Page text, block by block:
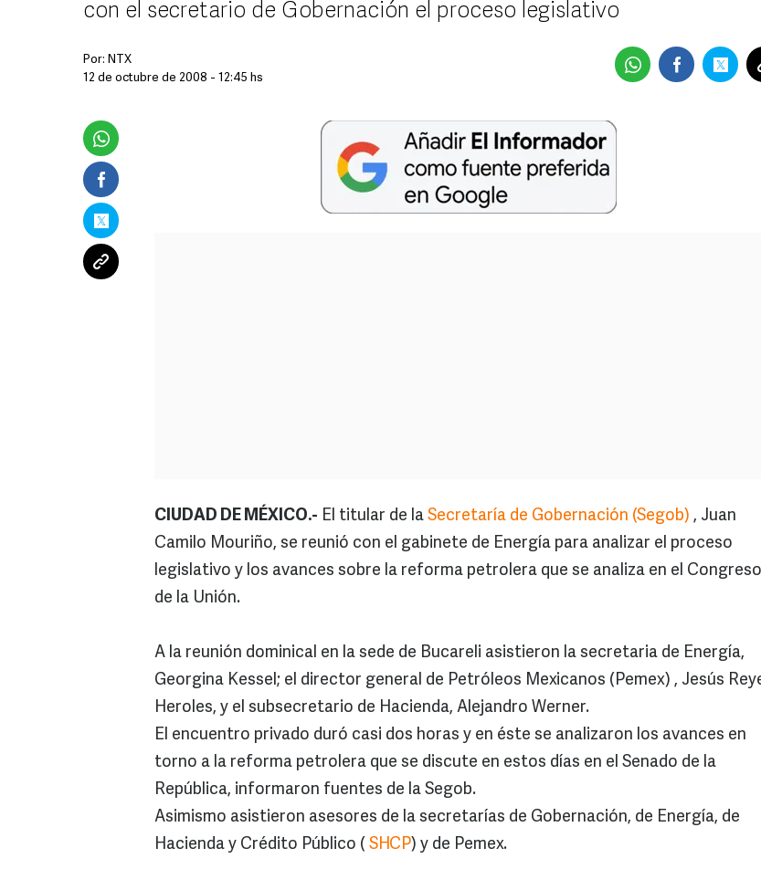
con el secretario de Gobernación el proceso legislativo
Por: NTX
12 de octubre de 2008 - 12:45 hs
CIUDAD DE MÉXICO.- El titular de la Secretaría de Gobernación (Segob) , Juan
Camilo Mouriño, se reunió con el gabinete de Energía para analizar el proceso
legislativo y los avances sobre la reforma petrolera que se analiza en el Congreso
de la Unión.
A la reunión dominical en la sede de Bucareli asistieron la secretaria de Energía,
Georgina Kessel; el director general de Petróleos Mexicanos (Pemex) , Jesús
Heroles, y el subsecretario de Hacienda, Alejandro Werner.
El encuentro privado duró casi dos horas y en éste se analizaron los avances en
torno a la reforma petrolera que se discute en estos días en el Senado de la
República, informaron fuentes de la Segob.
Asimismo asistieron asesores de la secretarías de Gobernación, de Energía, de
Hacienda y Crédito Público ( SHCP) y de Pemex.